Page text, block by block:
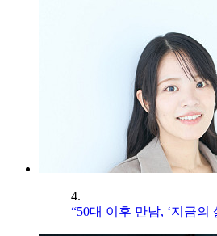
4.
“50대 이후 만남, ‘지금의